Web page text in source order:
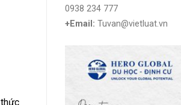
0938 234 777
+Email: Tuvan@vietluat.vn